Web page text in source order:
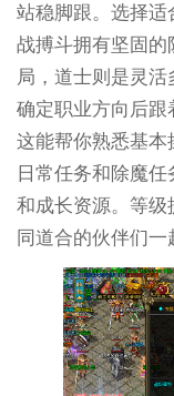
站稳脚跟。选择适
战搏斗拥有坚固
局，道士则是灵活
确定职业方向后跟
这能帮你熟悉基本
日常任务和除魔
和成长资源。等
同道合的伙伴们一